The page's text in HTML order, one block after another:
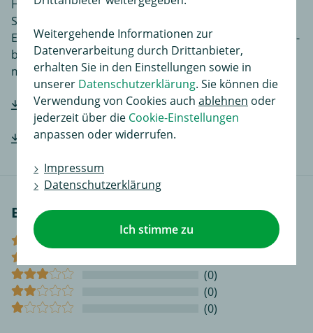
Hier finden Sie Einbauanleitungen in verschiedenen
Sprachen, je nach Artikel noch ergänzende
Einbauhilfen und zusätzliches Bildmaterial das den Ein-
bzw. Anbau des Produktes für Sie noch einfacher
macht.
Hersteller-Einbauanleitung downloaden
Hersteller-Einbauanleitung downloaden
Bewertungen
(0)
(0)
(0)
Weitergehende Informationen zur
Datenverarbeitung durch Drittanbieter,
erhalten Sie in den Einstellungen sowie in
unserer Datenschutzerklärung. Sie können die
Verwendung von Cookies auch ablehnen oder
jederzeit über die Cookie-Einstellungen
anpassen oder widerrufen.
Impressum
Datenschutzerklärung
Ich stimme zu